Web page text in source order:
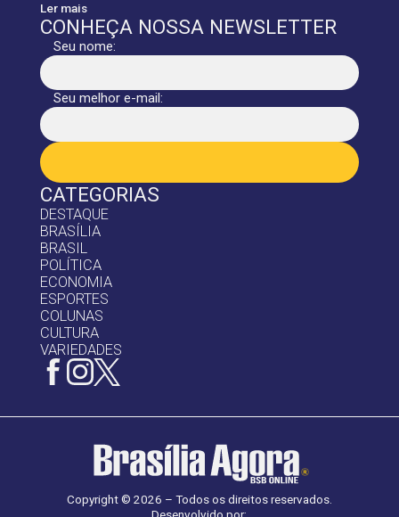
CATEGORIAS
DESTAQUE
BRASÍLIA
BRASIL
POLÍTICA
ECONOMIA
ESPORTES
COLUNAS
CULTURA
VARIEDADES
Ler mais
CONHEÇA NOSSA NEWSLETTER
Seu nome:
Seu melhor e-mail:
Copyright © 2026 – Todos os direitos reservados.